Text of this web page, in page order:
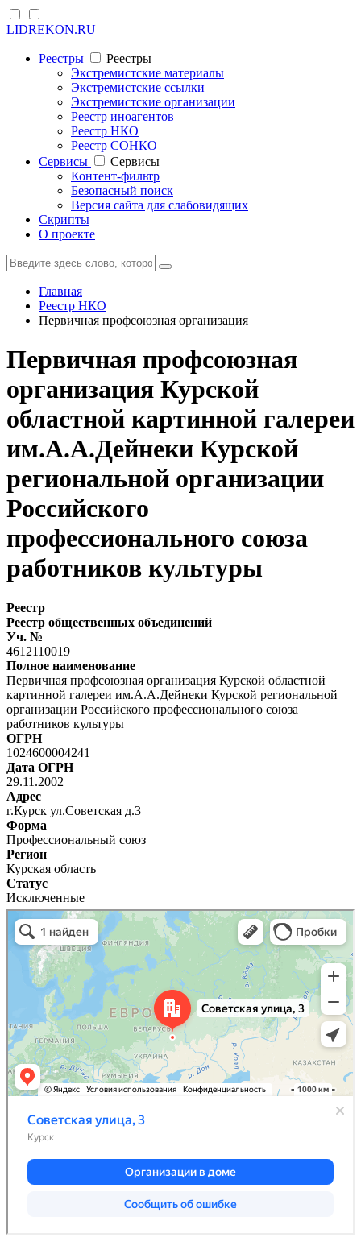
LIDREKON.RU
Реестры
Реестры
Экстремистские материалы
Экстремистские ссылки
Экстремистские организации
Реестр иноагентов
Реестр НКО
Реестр СОНКО
Cервисы
Cервисы
Контент-фильтр
Безопасный поиск
Версия сайта для слабовидящих
Скрипты
О проекте
Главная
Реестр НКО
Первичная профсоюзная организация
Первичная профсоюзная
организация Курской
областной картинной галереи
им.А.А.Дейнеки Курской
региональной организации
Российского
профессионального союза
работников культуры
Реестр
Реестр общественных объединений
Уч. №
4612110019
Полное наименование
Первичная профсоюзная организация Курской областной
картинной галереи им.А.А.Дейнеки Курской региональной
организации Российского профессионального союза
работников культуры
ОГРН
1024600004241
Дата ОГРН
29.11.2002
Адрес
г.Курск ул.Советская д.3
Форма
Профессиональный союз
Регион
Курская область
Статус
Исключенные